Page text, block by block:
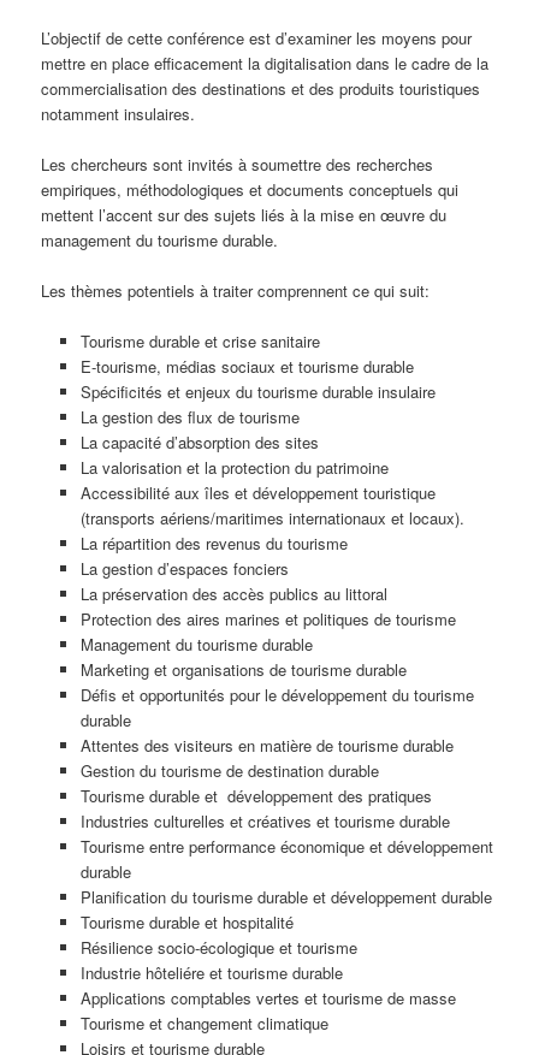
L’objectif de cette conférence est d’examiner les moyens pour
mettre en place efficacement la digitalisation dans le cadre de la
commercialisation des destinations et des produits touristiques
notamment insulaires.
Les chercheurs sont invités à soumettre des recherches
empiriques, méthodologiques et documents conceptuels qui
mettent l’accent sur des sujets liés à la mise en œuvre du
management du tourisme durable.
Les thèmes potentiels à traiter comprennent ce qui suit:
Tourisme durable et crise sanitaire
E-tourisme, médias sociaux et tourisme durable
Spécificités et enjeux du tourisme durable insulaire
La gestion des flux de tourisme
La capacité d’absorption des sites
La valorisation et la protection du patrimoine
Accessibilité aux îles et développement touristique
(transports aériens/maritimes internationaux et locaux).
La répartition des revenus du tourisme
La gestion d’espaces fonciers
La préservation des accès publics au littoral
Protection des aires marines et politiques de tourisme
Management du tourisme durable
Marketing et organisations de tourisme durable
Défis et opportunités pour le développement du tourisme
durable
Attentes des visiteurs en matière de tourisme durable
Gestion du tourisme de destination durable
Tourisme durable et développement des pratiques
Industries culturelles et créatives et tourisme durable
Tourisme entre performance économique et développement
durable
Planification du tourisme durable et développement durable
Tourisme durable et hospitalité
Résilience socio-écologique et tourisme
Industrie hôteliére et tourisme durable
Applications comptables vertes et tourisme de masse
Tourisme et changement climatique
Loisirs et tourisme durable